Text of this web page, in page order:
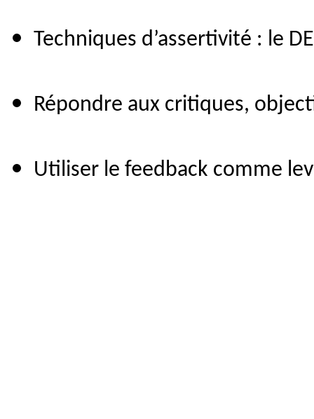
Techniques d’assertivité : le
Répondre aux critiques,
Utiliser le feedback comme